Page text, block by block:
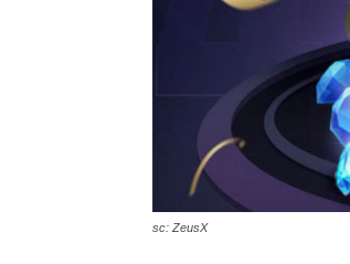
sc: ZeusX